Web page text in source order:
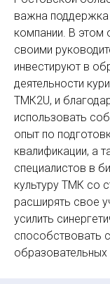
важна
компании. В
своими
инвестируют в
деятельности
ТМК2U, и
использовать
опыт по
квалификации, а
специалистов в
культуру ТМК со
расширять свое
усилить
способствовать